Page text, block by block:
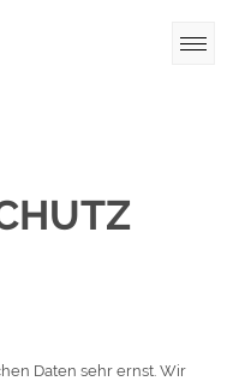
Daten sehr ernst. Wir